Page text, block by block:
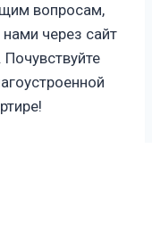
вопросам,
через сайт